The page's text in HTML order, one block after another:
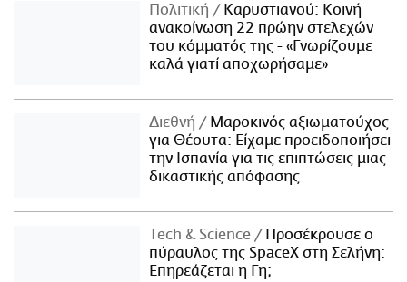
Πολιτική
Καρυστιανού: Κοινή
ανακοίνωση 22 πρώην στελεχών
του κόμματός της - «Γνωρίζουμε
καλά γιατί αποχωρήσαμε»
Διεθνή
Μαροκινός αξιωματούχος
για Θέουτα: Είχαμε προειδοποιήσει
την Ισπανία για τις επιπτώσεις μιας
δικαστικής απόφασης
Τech & Science
Προσέκρουσε ο
πύραυλος της SpaceX στη Σελήνη:
Επηρεάζεται η Γη;